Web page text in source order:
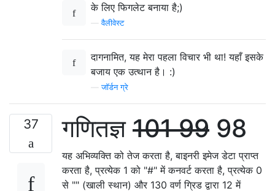
के लिए फिगलेट बनाया है;)
—वैलीवेस्ट
दागनामित, यह मेरा पहला विचार भी था! यहाँ इसके
बजाय एक उत्थान है। :)
—जॉर्डन ग्रे
37 गणितज्ञ 101 99 98
यह अभिव्यक्ति को तेज करता है, बाइनरी इमेज डेटा प्राप्त
करता है, प्रत्येक 1 को "#" में कनवर्ट करता है, प्रत्येक 0
से "" (खाली स्थान) और 130 वर्ण ग्रिड द्वारा 12 में